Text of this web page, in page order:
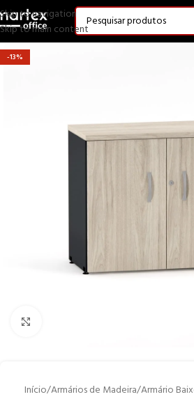
Skip to navigation
Skip to main content
-13%
Início/Armários de Madeira/Armário